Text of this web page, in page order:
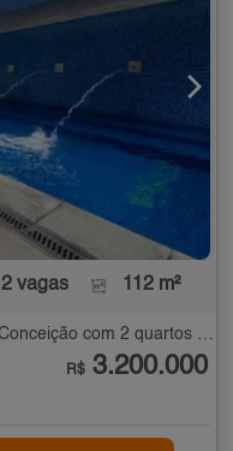
2 vagas 112 m²
Apartamento à Venda na Vila Nova Conceição com 2 quartos - 112 m²
R$ 3.200.000